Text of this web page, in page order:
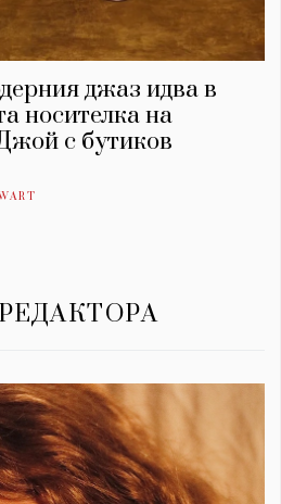
джаз идва в
носителка на
с бутиков